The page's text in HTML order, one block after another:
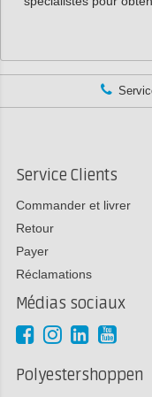
Service Clients
Commander et livrer
Retour
Payer
Réclamations
Médias sociaux
Polyestershoppen